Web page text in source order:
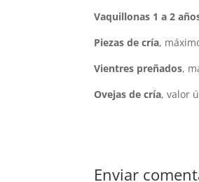
Vaquillonas 1 a 2
Piezas de cría,
Vientres preñados,
Ovejas de cría, valor
Enviar